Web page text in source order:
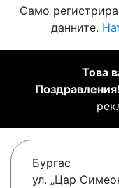
Само
данните.
Това
Поздравления!
Бургас
ул. „Цар